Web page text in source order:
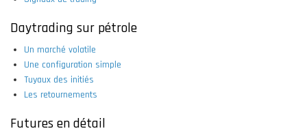
Daytrading sur pétrole
Un marché volatile
Une configuration simple
Tuyaux des initiés
Les retournements
Futures en détail